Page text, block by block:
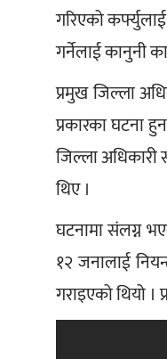
गरिएको
गर्नेलाई कानुनी
प्रमुख जिल्ला
प्रकारका घटना
जिल्ला
थिए ।
घटनामा संलग्न
१२ जनालाई
गराइएको थियो ।